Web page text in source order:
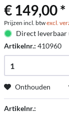
€ 149,00 *
Prijzen incl. btwexcl.
Direct leverbaar
Artikelnr.: 410960
Onthouden
Artikelnr.: